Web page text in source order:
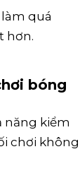
quá
hơn.
bóng
năng kiểm
chơi không